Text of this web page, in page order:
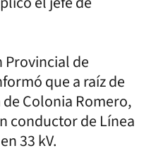
Provincial de
que a raíz de
Colonia Romero,
conductor de Línea
33 kV.